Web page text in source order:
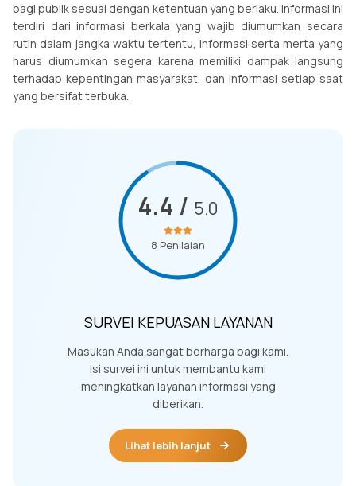
bagi publik sesuai dengan ketentuan yang berlaku. Informasi ini
terdiri dari informasi berkala yang wajib diumumkan secara
rutin dalam jangka waktu tertentu, informasi serta merta yang
harus diumumkan segera karena memiliki dampak langsung
terhadap kepentingan masyarakat, dan informasi setiap saat
yang bersifat terbuka.
4.4 / 5.0
8 Penilaian
SURVEI KEPUASAN LAYANAN
Masukan Anda sangat berharga bagi kami.
Isi survei ini untuk membantu kami
meningkatkan layanan informasi yang
diberikan.
Lihat lebih lanjut